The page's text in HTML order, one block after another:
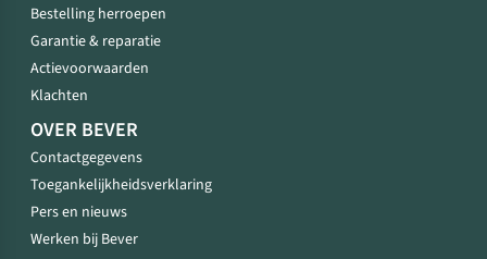
Bestelling herroepen
Garantie & reparatie
Actievoorwaarden
Klachten
OVER BEVER
Contactgegevens
Toegankelijkheidsverklaring
Pers en nieuws
Werken bij Bever